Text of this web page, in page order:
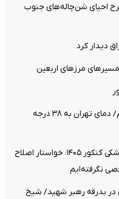
طرح احیای شن‌چاله‌های جنوب
دیدار کرد
مرزهای اربعین
۴۰ تا ۵۰ روز گرمای نسبی در پیش داریم/ دمای تهران به ۳۸ درجه
موضع وزارت بهداشت درباره ظرفیت پزشکی کنکور ۱۴۰۵: خواستار اصلاح
نگرفته‌ایم
در بدرقه رهبر شهید/ شیخ